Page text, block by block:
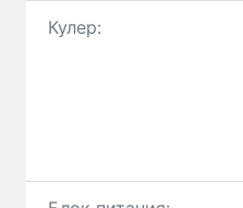
Кулер: